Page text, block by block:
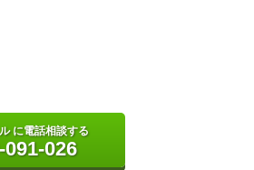
に電話相談する
091-026